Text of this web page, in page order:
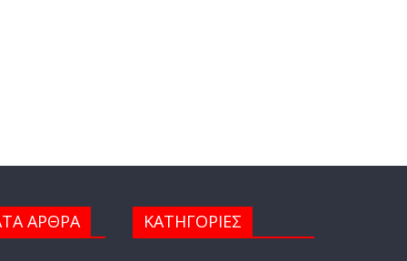
ΑΡΘΡΑ ΚΑΤΗΓΟΡΙΕΣ